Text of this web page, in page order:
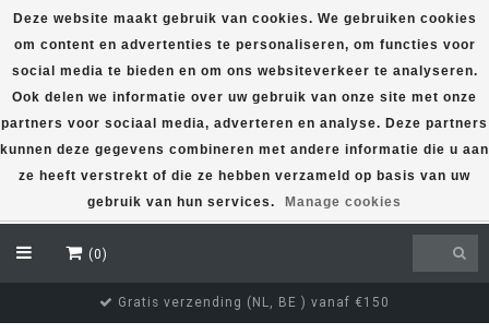
(0)
Gratis verzending (NL, BE ) vanaf €150
Deze website maakt gebruik van cookies. We gebruiken cookies
om content en advertenties te personaliseren, om functies voor
social media te bieden en om ons websiteverkeer te analyseren.
Ook delen we informatie over uw gebruik van onze site met onze
partners voor sociaal media, adverteren en analyse. Deze partners
kunnen deze gegevens combineren met andere informatie die u aan
ze heeft verstrekt of die ze hebben verzameld op basis van uw
gebruik van hun services.
Manage cookies